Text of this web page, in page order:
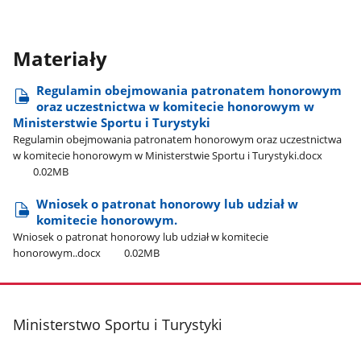
Materiały
Regulamin obejmowania patronatem honorowym
oraz uczestnictwa w komitecie honorowym w
Ministerstwie Sportu i Turystyki
Regulamin obejmowania patronatem honorowym oraz uczestnictwa
w komitecie honorowym w Ministerstwie Sportu i Turystyki.docx
0.02MB
Wniosek o patronat honorowy lub udział w
komitecie honorowym.
Wniosek o patronat honorowy lub udział w komitecie
honorowym..docx
0.02MB
stopka
Ministerstwo Sportu i Turystyki